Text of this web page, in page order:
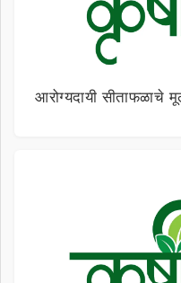
आरोग्यदायी सीताफळाचे